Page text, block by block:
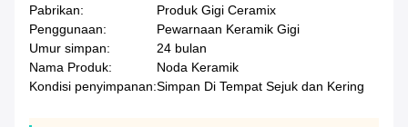
Pabrikan:
Produk Gigi Ceramix
Penggunaan:
Pewarnaan Keramik Gigi
Umur simpan:
24 bulan
Nama Produk:
Noda Keramik
Kondisi penyimpanan:Simpan Di Tempat Sejuk dan Kering